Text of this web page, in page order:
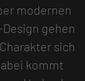
modernen
gehen
sich
kommt